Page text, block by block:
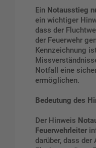
Ein Notausstieg
ein wichtiger
dass der
der Feuerwehr
Kennzeichnung
Notfall eine
ermöglichen.
Bedeutung des
Der Hinweis
Feuerwehrleiter
darüber, dass